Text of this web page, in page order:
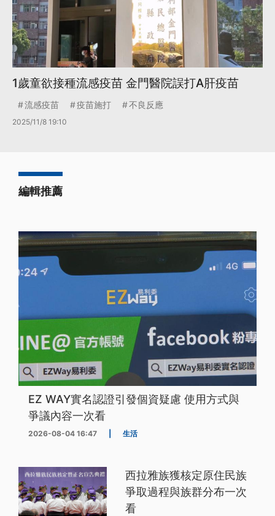
1歲童欲接種流感疫苗 金門醫院誤打A肝疫苗
流感疫苗 疫苗施打 不良反應
2025/11/8 19:10
編輯推薦
EZ WAY實名認證引發個資疑慮 使用方式與
爭議內容一次看
2026-08-04 16:47 生活
西拉雅族獲核定原住民族
爭取過程與族群分布一次
看